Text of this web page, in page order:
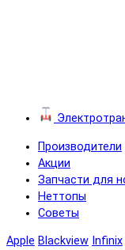
Производители
Акции
Запчасти для
Неттопы
Советы
Apple Blackview Infinix